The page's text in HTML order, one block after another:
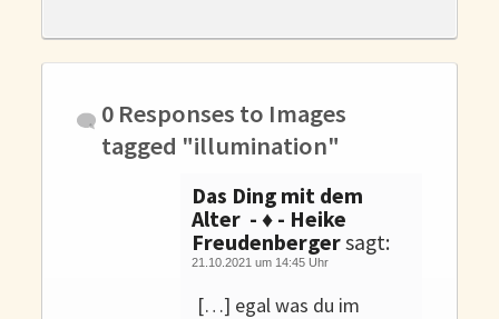
0 Responses to Images
tagged "illumination"
Das Ding mit dem
Alter - ♦ - Heike
Freudenbergersagt:
21.10.2021 um 14:45 Uhr
[…] egal was du im